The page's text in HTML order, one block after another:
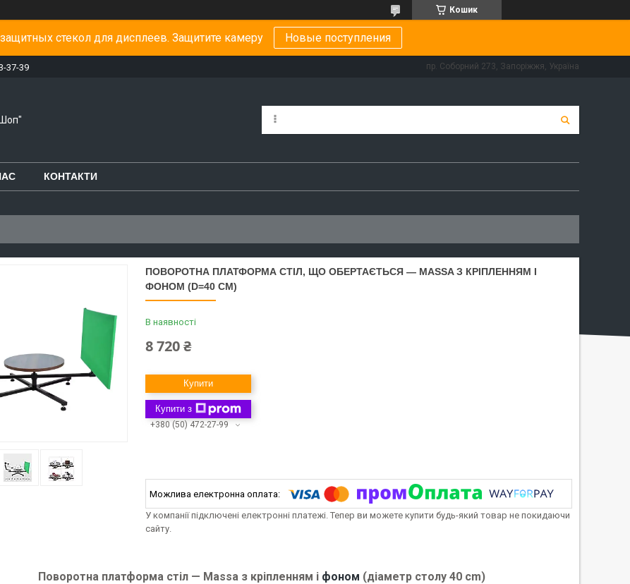
Кошик
стекол для дисплеев. Защитите камеру Новые поступления
37-39 пр. Соборний 273, Запоріжжя, Україна
КОНТАКТИ
ПОВОРОТНА ПЛАТФОРМА СТІЛ, ЩО ОБЕРТАЄТЬСЯ — MASSA З КРІПЛЕННЯМ І
ФОНОМ (D=40 CM)
В наявності
8 720 ₴
Купити
Купити з
+380 (50) 472-27-99
У компанії підключені електронні платежі. Тепер ви можете купити будь-який товар не покидаючи
сайту.
Поворотна платформа стіл — Massa з кріпленням і фоном (діаметр столу 40 cm)